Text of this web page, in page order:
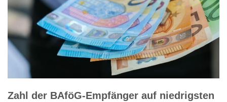
Zahl der BAföG-Empfänger auf niedrigsten